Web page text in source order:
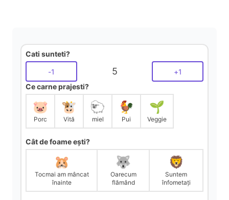
Cati sunteti?
-1 5 +1
Ce carne prajesti?
🐷
Porc
🐮
Vită
🐑
miel
🐓
Pui
🌱
Veggie
Cât de foame ești?
🐹
Tocmai am mâncat
înainte
🐺
Oarecum
flămând
🦁
Suntem
înfometați